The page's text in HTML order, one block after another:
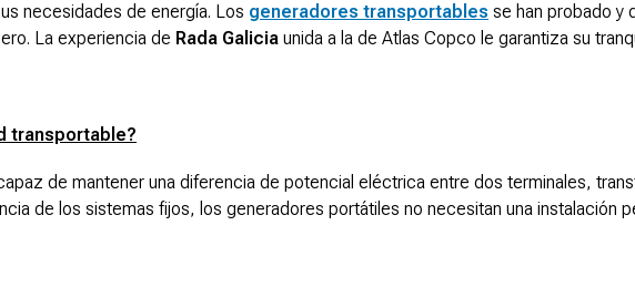
necesidades de energía. Los generadores transportables se han probado y
La experiencia de Rada Galicia unida a la de Atlas Copco le garantiza su
transportable?
de mantener una diferencia de potencial eléctrica entre dos terminales,
de los sistemas fijos, los generadores portátiles no necesitan una instalación